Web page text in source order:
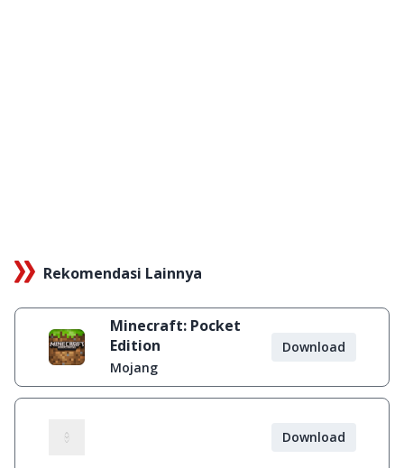
Rekomendasi Lainnya
Minecraft: Pocket
Edition
Mojang
Download
Download